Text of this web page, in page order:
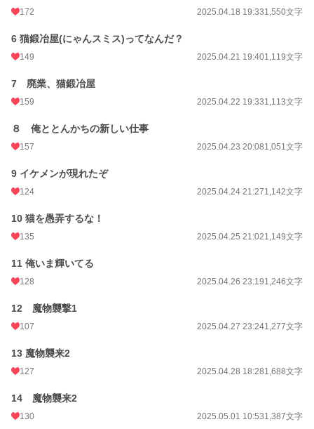
168 pt (27,113 位)
年間ポイント
46,356 pt (46,418 位)
172 2025.04.18 19:331,550文字
6 猫鍛冶屋(にゃんスミス)ってなんだ？
149 2025.04.21 19:401,119文字
7 廃業、猫鍛冶屋
159 2025.04.22 19:331,113文字
８ 俺ととんかちの新しい仕事
157 2025.04.23 20:081,051文字
9 イケメンが現れたぞ
124 2025.04.24 21:271,142文字
10 猫を愚弄するな！
135 2025.04.25 21:021,149文字
11 俺いま輝いてる
128 2025.04.26 23:191,246文字
12 魔物襲撃1
107 2025.04.27 23:241,277文字
13 魔物襲来2
127 2025.04.28 18:281,688文字
14 魔物襲来2
130 2025.05.01 10:531,387文字